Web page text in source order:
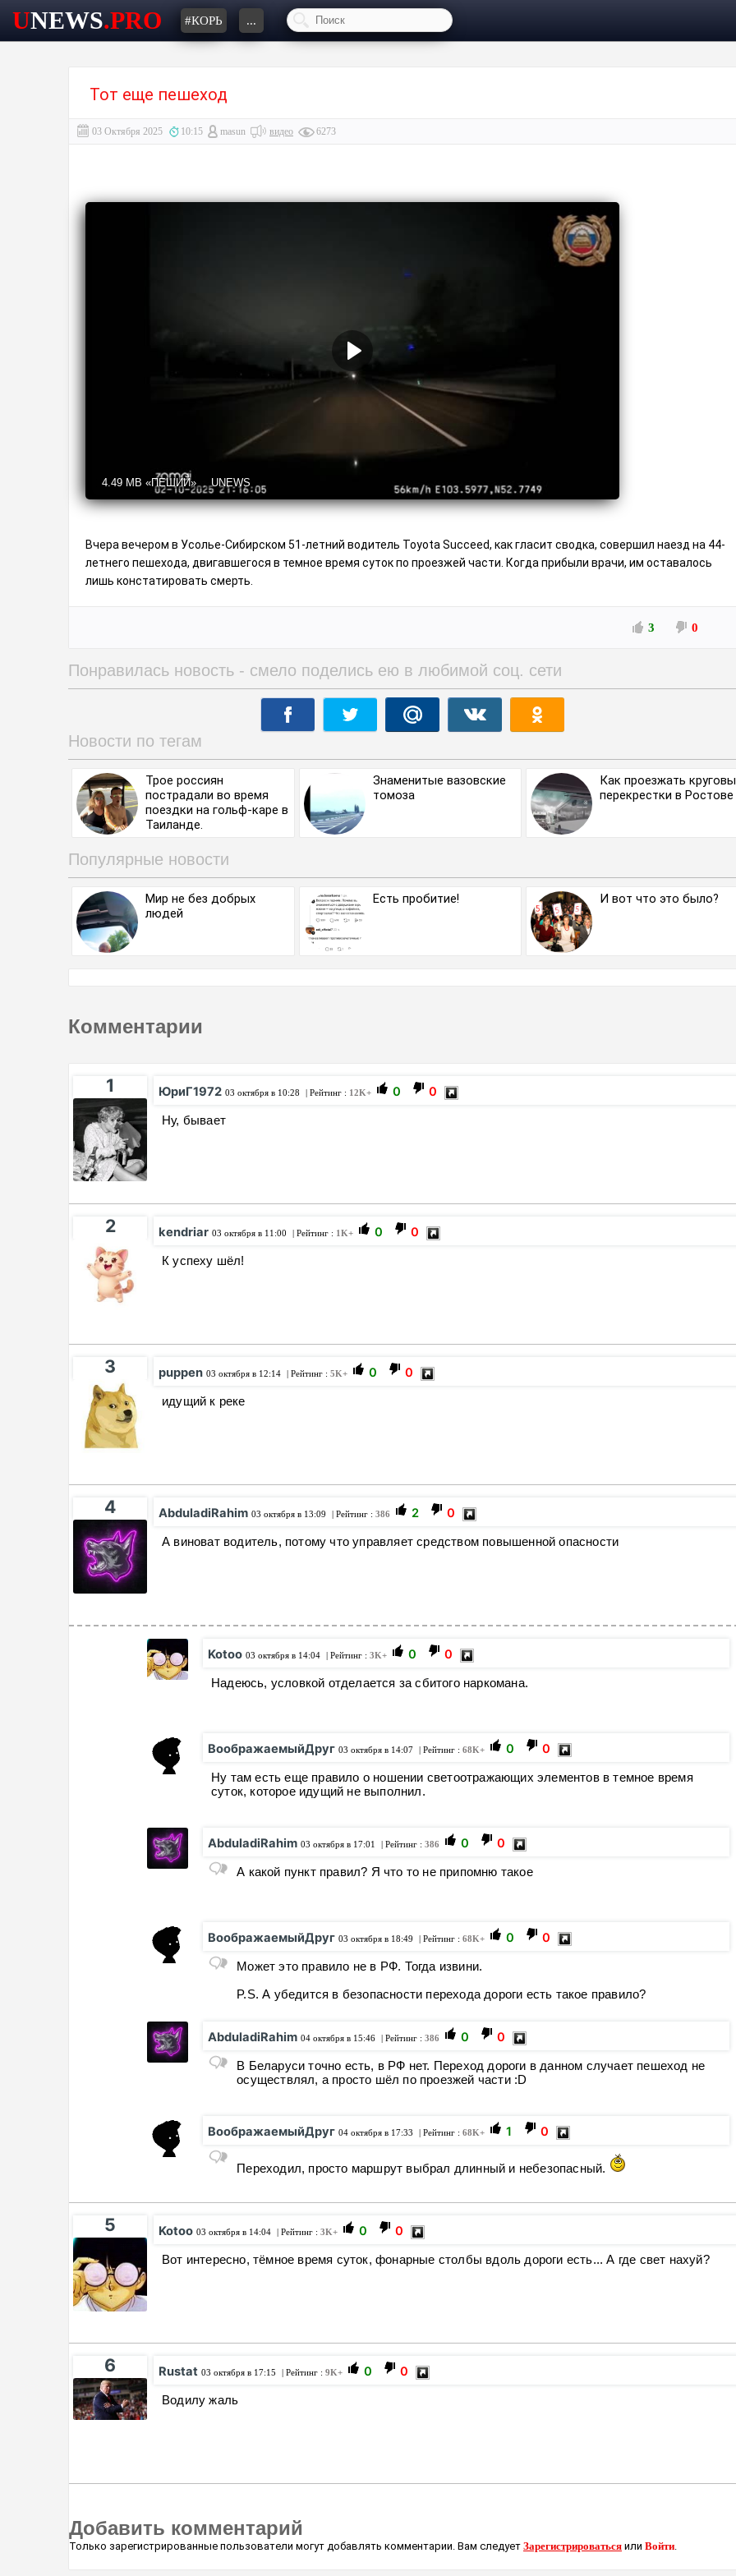
UNEWS.PRO #КОРЬ ...
Тот еще пешеход
03 Октября 2025 10:15 masun видео 6273
4.49 MB «ПЕШИЙ» UNEWS
Вчера вечером в Усолье-Сибирском 51-летний водитель Toyota Succeed, как гласит сводка, совершил наезд на 44-
летнего пешехода, двигавшегося в темное время суток по проезжей части. Когда прибыли врачи, им оставалось
лишь констатировать смерть.
3 0
Понравилась новость - смело поделись ею в любимой соц. сети
Новости по тегам
Трое россиян
пострадали во время
поездки на гольф-каре в
Таиланде.
Знаменитые вазовские
томоза
Как проезжать
перекрестки в Ростове
Популярные новости
Мир не без добрых
людей
Есть пробитие! И вот что это было?
Комментарии
1 ЮриГ1972 03 октября в 10:28 | Рейтинг : 12K+ 0 0
Ну, бывает
2 kendriar 03 октября в 11:00 | Рейтинг : 1K+ 0 0
К успеху шёл!
3 puppen 03 октября в 12:14 | Рейтинг : 5K+ 0 0
идущий к реке
4 AbduladiRahim 03 октября в 13:09 | Рейтинг : 386 2 0
А виноват водитель, потому что управляет средством повышенной опасности
Kotoo 03 октября в 14:04 | Рейтинг : 3K+ 0 0
Надеюсь, условкой отделается за сбитого наркомана.
ВоображаемыйДруг 03 октября в 14:07 | Рейтинг : 68K+ 0 0
Ну там есть еще правило о ношении светоотражающих элементов в темное время
суток, которое идущий не выполнил.
AbduladiRahim 03 октября в 17:01 | Рейтинг : 386 0 0
А какой пункт правил? Я что то не припомню такое
ВоображаемыйДруг 03 октября в 18:49 | Рейтинг : 68K+ 0 0
Может это правило не в РФ. Тогда извини.
P.S. А убедится в безопасности перехода дороги есть такое правило?
AbduladiRahim 04 октября в 15:46 | Рейтинг : 386 0 0
В Беларуси точно есть, в РФ нет. Переход дороги в данном случает пешеход не
осуществлял, а просто шёл по проезжей части :D
ВоображаемыйДруг 04 октября в 17:33 | Рейтинг : 68K+ 1 0
Переходил, просто маршрут выбрал длинный и небезопасный.
5 Kotoo 03 октября в 14:04 | Рейтинг : 3K+ 0 0
Вот интересно, тёмное время суток, фонарные столбы вдоль дороги есть... А где свет нахуй?
6 Rustat 03 октября в 17:15 | Рейтинг : 9K+ 0 0
Водилу жаль
Добавить комментарий
Только зарегистрированные пользователи могут добавлять комментарии. Вам следует Зарегистрироваться или Войти.